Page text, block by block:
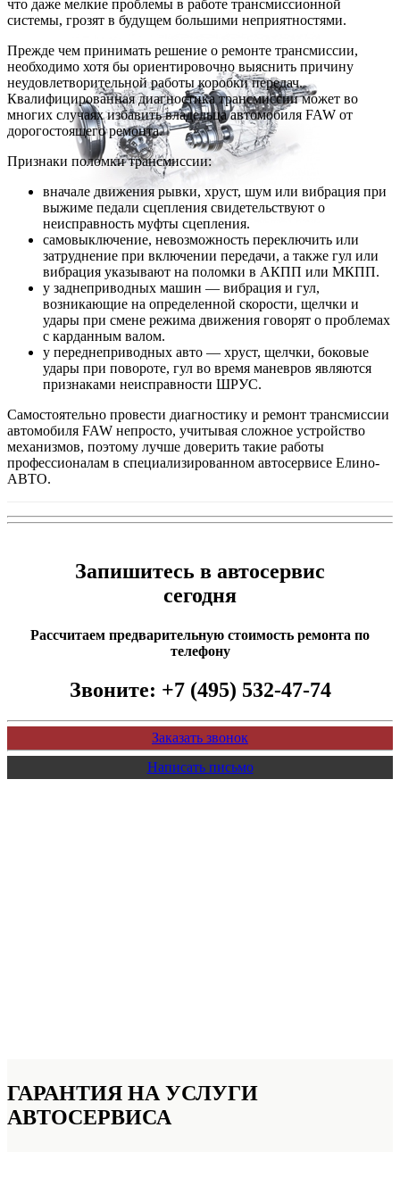
что даже мелкие проблемы в работе трансмиссионной
системы, грозят в будущем большими неприятностями.
Прежде чем принимать решение о ремонте трансмиссии,
необходимо хотя бы ориентировочно выяснить причину
неудовлетворительной работы коробки передач.
Квалифицированная диагностика трансмиссии может во
многих случаях избавить владельца автомобиля FAW от
дорогостоящего ремонта.
Признаки поломки трансмиссии:
вначале движения рывки, хруст, шум или вибрация при
выжиме педали сцепления свидетельствуют о
неисправность муфты сцепления.
самовыключение, невозможность переключить или
затруднение при включении передачи, а также гул или
вибрация указывают на поломки в АКПП или МКПП.
у заднеприводных машин — вибрация и гул,
возникающие на определенной скорости, щелчки и
удары при смене режима движения говорят о проблемах
с карданным валом.
у переднеприводных авто — хруст, щелчки, боковые
удары при повороте, гул во время маневров являются
признаками неисправности ШРУС.
Самостоятельно провести диагностику и ремонт трансмиссии
автомобиля FAW непросто, учитывая сложное устройство
механизмов, поэтому лучше доверить такие работы
профессионалам в специализированном автосервисе Елино-
АВТО.
Запишитесь в автосервис
сегодня
Рассчитаем предварительную стоимость ремонта по
телефону
Звоните: +7 (495) 532-47-74
Заказать звонок
Написать письмо
ГАРАНТИЯ НА УСЛУГИ
АВТОСЕРВИСА